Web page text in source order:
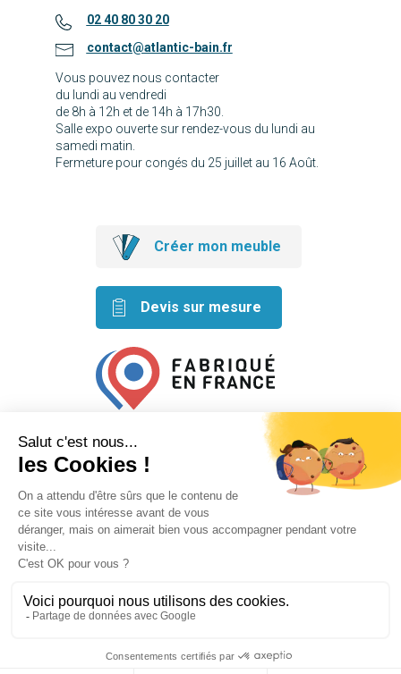
02 40 80 30 20
contact@atlantic-bain.fr
Vous pouvez nous contacter
du lundi au vendredi
de 8h à 12h et de 14h à 17h30.
Salle expo ouverte sur rendez-vous du lundi au
samedi matin.
Fermeture pour congés du 25 juillet au 16 Août.
Créer mon meuble
Devis sur mesure
Retrouvez nos idées créatives
sur les réseaux
Conditions générales de vente